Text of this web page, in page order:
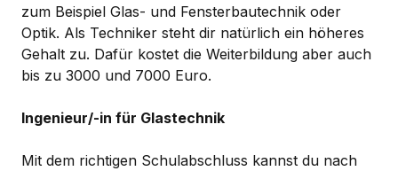
zum Beispiel Glas- und Fensterbautechnik oder
Optik. Als Techniker steht dir natürlich ein höheres
Gehalt zu. Dafür kostet die Weiterbildung aber auch
bis zu 3000 und 7000 Euro.
Ingenieur/-in für Glastechnik
Mit dem richtigen Schulabschluss kannst du nach